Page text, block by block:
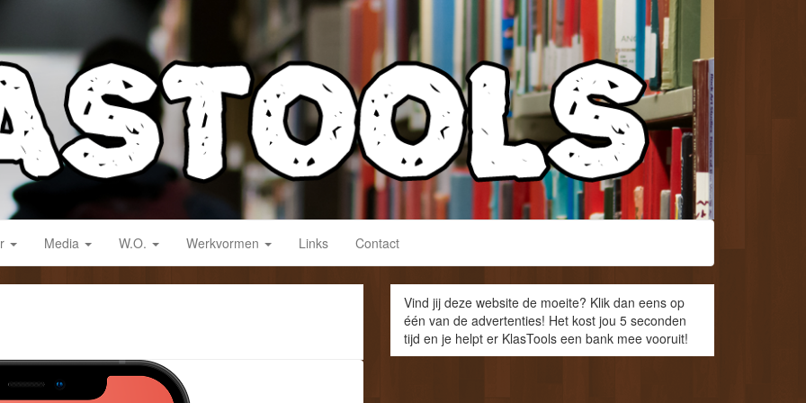
Media W.O. Werkvormen Links Contact
Vind jij deze website de moeite? Klik dan eens op
één van de advertenties! Het kost jou 5 seconden
tijd en je helpt er KlasTools een bank mee vooruit!